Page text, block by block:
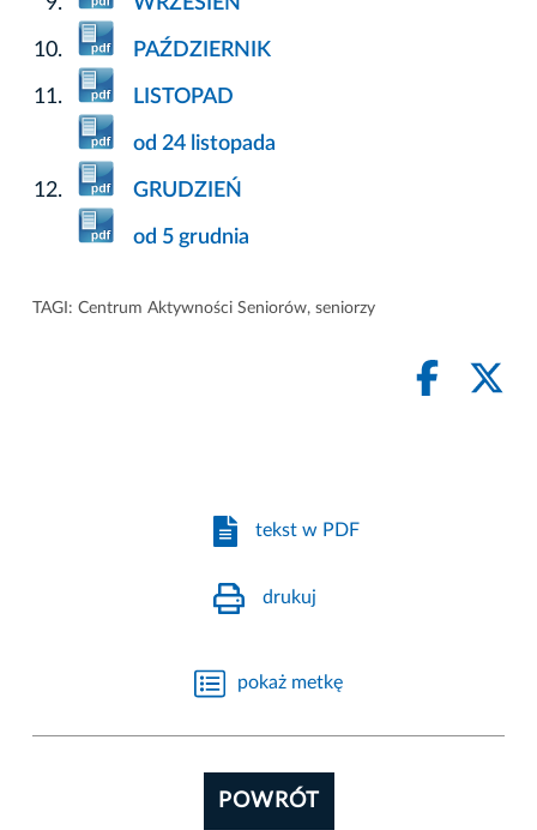
PAŹDZIERNIK
LISTOPAD
od 24 listopada
GRUDZIEŃ
od 5 grudnia
TAGI: Centrum Aktywności Seniorów, seniorzy
tekst w PDF
drukuj
pokaż metkę
POWRÓT